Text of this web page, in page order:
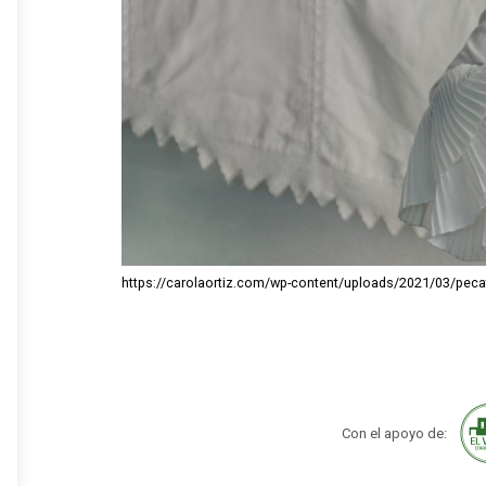
https://carolaortiz.com/wp-content/uploads/2021/03/
Con el apoyo de: